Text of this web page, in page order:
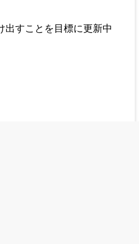
出すことを目標に更新中